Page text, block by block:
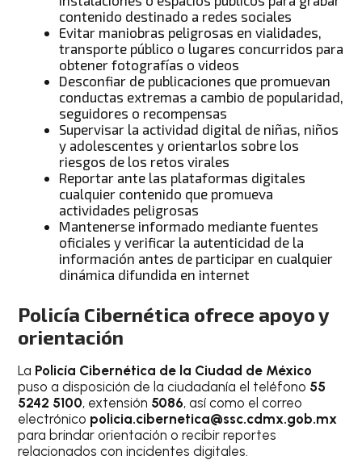
contenido destinado a redes sociales
Evitar maniobras peligrosas en vialidades,
transporte público o lugares concurridos para
obtener fotografías o videos
Desconfiar de publicaciones que promuevan
conductas extremas a cambio de popularidad,
seguidores o recompensas
Supervisar la actividad digital de niñas, niños
y adolescentes y orientarlos sobre los
riesgos de los retos virales
Reportar ante las plataformas digitales
cualquier contenido que promueva
actividades peligrosas
Mantenerse informado mediante fuentes
oficiales y verificar la autenticidad de la
información antes de participar en cualquier
dinámica difundida en internet
Policía Cibernética ofrece apoyo y
orientación
La Policía Cibernética de la Ciudad de México
puso a disposición de la ciudadanía el teléfono 55
5242 5100, extensión 5086, así como el correo
electrónico policia.cibernetica@ssc.cdmx.gob.mx
para brindar orientación o recibir reportes
relacionados con incidentes digitales.